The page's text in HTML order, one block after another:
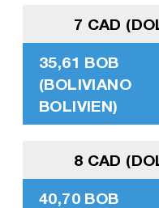
7 CAD
35,61 BOB
(BOLIVIANO
BOLIVIEN)
8 CAD
40,70 BOB